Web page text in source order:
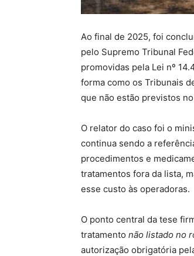
Ao final de 2025, foi
pelo Supremo Tribunal
promovidas pela Lei nº
forma como os Tribunais
que não estão previstos
O relator do caso foi o
continua sendo a
procedimentos e
tratamentos fora da lista,
esse custo às operadoras.
O ponto central da tese
tratamento não listado no
autorização obrigatória